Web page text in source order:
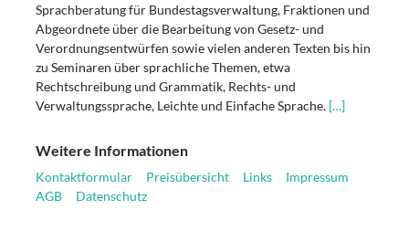
Sprachberatung für Bundestagsverwaltung, Fraktionen und
Abgeordnete über die Bearbeitung von Gesetz- und
Verordnungsentwürfen sowie vielen anderen Texten bis hin
zu Seminaren über sprachliche Themen, etwa
Rechtschreibung und Grammatik, Rechts- und
Verwaltungssprache, Leichte und Einfache Sprache. […]
Weitere Informationen
Kontaktformular Preisübersicht Links
Impressum
AGB
Datenschutz